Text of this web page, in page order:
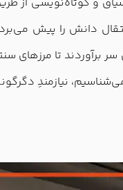
دانش را پیش
برآوردند تا
نیازمندِ